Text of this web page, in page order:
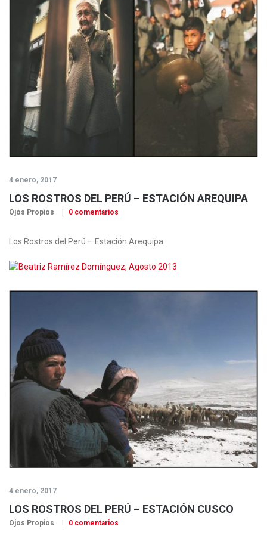
4 enero, 2017
LOS ROSTROS DEL PERÚ – ESTACIÓN AREQUIPA
Ojos Propios 0 comentarios
Los Rostros del Perú – Estación Arequipa
4 enero, 2017
LOS ROSTROS DEL PERÚ – ESTACIÓN CUSCO
Ojos Propios 0 comentarios